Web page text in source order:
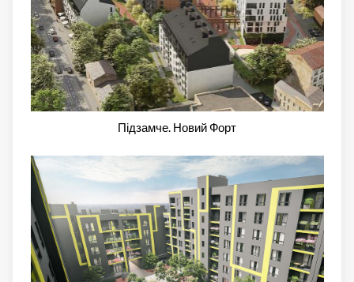
Підзамче. Новий Форт